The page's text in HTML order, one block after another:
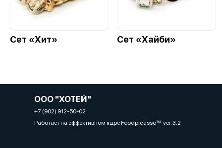
Сет «Хит» Сет «Хайби»
ООО "ХОТЕЙ"
+7 (902) 912-50-02
Работает на эффективном ядреFoodpicássover. 3.2